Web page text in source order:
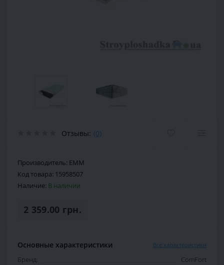
Отзывы: (0)
Производитель: EMM
Код товара: 15958507
Наличие: В наличии
2 359.00 грн.
Основные характеристики Все характеристики
Бренд:
ComFort